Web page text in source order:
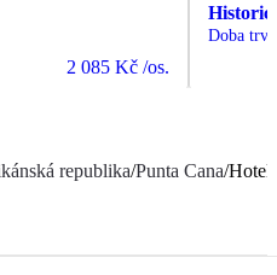
2 085 Kč /os.
Doba
republika/Punta Cana/Hotel